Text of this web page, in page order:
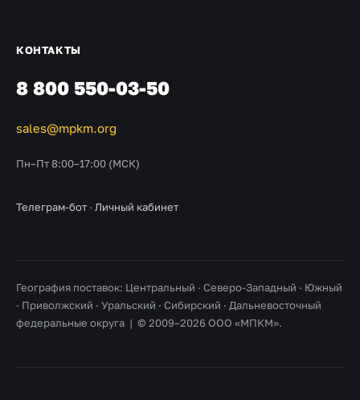
КОНТАКТЫ
8 800 550-03-50
sales@mpkm.org
Пн–Пт 8:00–17:00 (МСК)
Телеграм-бот · Личный кабинет
География поставок: Центральный · Северо-Западный · Южный
· Приволжский · Уральский · Сибирский · Дальневосточный
федеральные округа | © 2009–2026 ООО «МПКМ».